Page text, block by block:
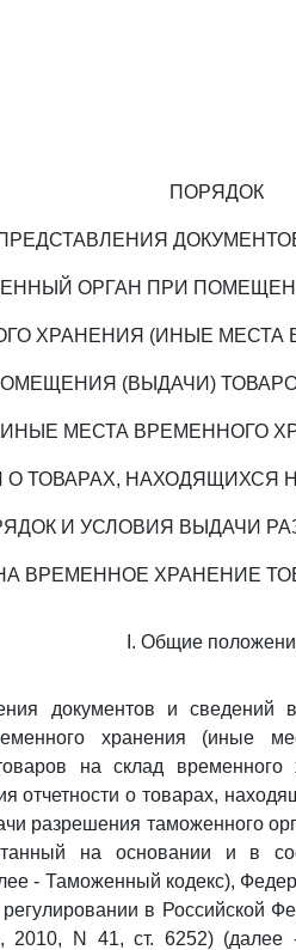
ПОРЯДОК
ОРГАН ПРИ
ХРАНЕНИЯ (ИНЫЕ МЕСТА
(ВЫДАЧИ)
МЕСТА ВРЕМЕННОГО
О ТОВАРАХ, НАХОДЯЩИХСЯ
И УСЛОВИЯ ВЫДАЧИ
ВРЕМЕННОЕ ХРАНЕНИЕ
I. Общие
документов и
хранения (иные
на склад
отчетности о товарах,
разрешения таможенного
на основании и в
- Таможенный кодекс),
в Российской
2010, N 41, ст. 6252) (далее